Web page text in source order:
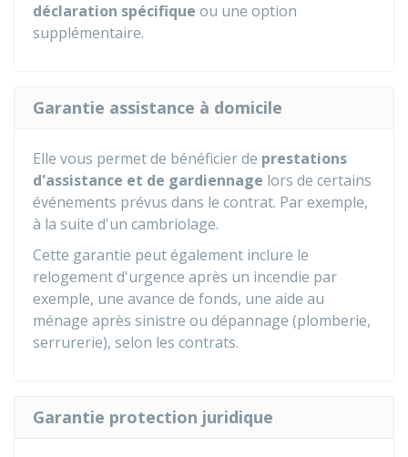
déclaration spécifique ou une option
supplémentaire.
Garantie assistance à domicile
Elle vous permet de bénéficier de prestations
d'assistance et de gardiennage lors de certains
événements prévus dans le contrat. Par exemple,
à la suite d'un cambriolage.
Cette garantie peut également inclure le
relogement d'urgence après un incendie par
exemple, une avance de fonds, une aide au
ménage après sinistre ou dépannage (plomberie,
serrurerie), selon les contrats.
Garantie protection juridique